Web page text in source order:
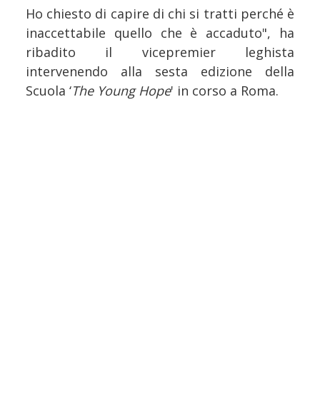
Ho chiesto di capire di chi si tratti perché è
inaccettabile quello che è accaduto", ha
ribadito il vicepremier leghista
intervenendo alla sesta edizione della
Scuola ‘The Young Hope' in corso a Roma.